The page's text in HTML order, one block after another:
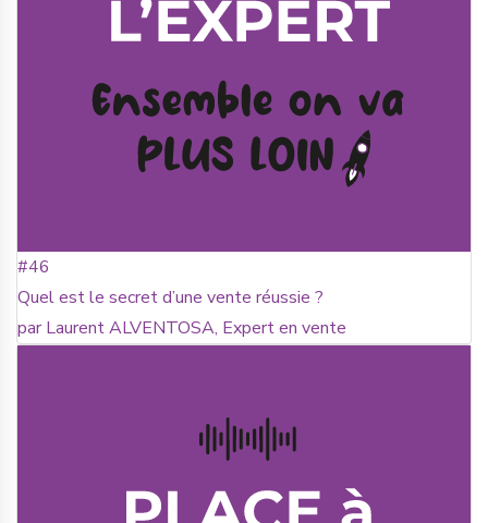
#46
Quel est le secret d’une vente réussie ?
par Laurent ALVENTOSA, Expert en vente